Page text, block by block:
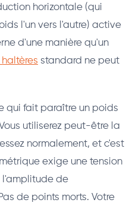
horizontale (qui
l'un vers l'autre) active
d'une manière qu'un
standard ne peut
qui fait paraître un poids
utiliserez peut-être la
normalement, et c'est
exige une tension
l'amplitude de
de points morts. Votre